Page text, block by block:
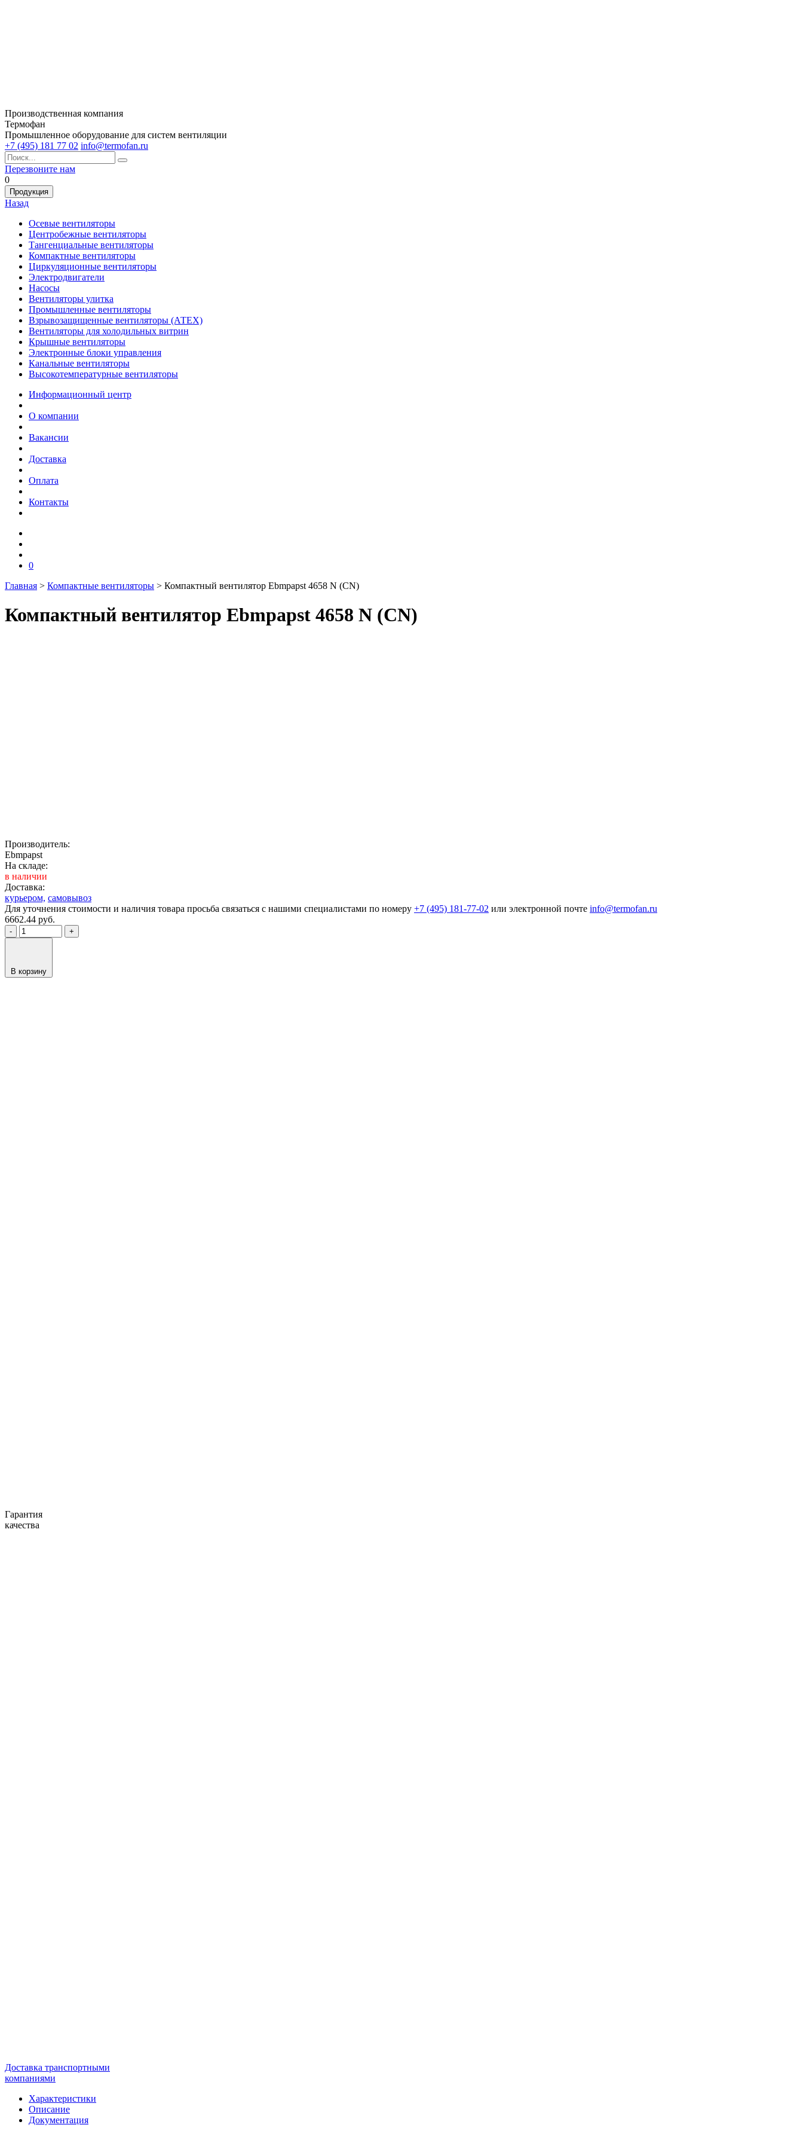
Производственная компания
Термофан
Промышленное оборудование для систем вентиляции
+7 (495) 181 77 02 info@termofan.ru
Перезвоните нам
0
Продукция
Назад
Осевые вентиляторы
Центробежные вентиляторы
Тангенциальные вентиляторы
Компактные вентиляторы
Циркуляционные вентиляторы
Электродвигатели
Насосы
Вентиляторы улитка
Промышленные вентиляторы
Взрывозащищенные вентиляторы (АТЕХ)
Вентиляторы для холодильных витрин
Крышные вентиляторы
Электронные блоки управления
Канальные вентиляторы
Высокотемпературные вентиляторы
Информационный центр
О компании
Вакансии
Доставка
Оплата
Контакты
0
Главная > Компактные вентиляторы > Компактный вентилятор Ebmpapst 4658 N (CN)
Компактный вентилятор Ebmpapst 4658 N (CN)
Производитель:
Ebmpapst
На складе:
в наличии
Доставка:
курьером, самовывоз
Для уточнения стоимости и наличия товара просьба связаться с нашими специалистами по номеру +7 (495) 181-77-02 или электронной почте info@termofan.ru
6662.44 руб.
- +
В корзину
Гарантия
качества
Доставка транспортными
компаниями
Характеристики
Описание
Документация